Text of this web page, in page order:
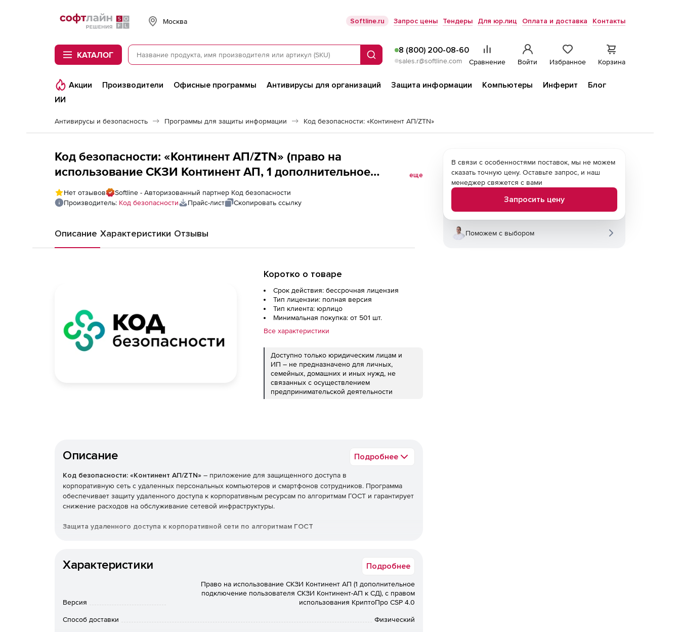
Softline
Москва Softline.ru Запрос цены Тендеры Для юр.лиц Оплата и доставка Контакты
КАТАЛОГ Поиск
8 (800) 200-08-60
sales.r@softline.com Сравнение Войти Избранное Корзина
Акции Производители Офисные программы Антивирусы для организаций Защита информации Компьютеры Инферит
Блог
ИИ
Антивирусы и безопасность Программы для защиты информации Код безопасности: «Континент АП/ZTN»
Код безопасности: «Континент АП/ZTN» (право на
использование СКЗИ Континент АП, 1 дополнительное
подключение пользователя СКЗИ Континент-АП к СД, с правом
использования КриптоПро CSP 4.0), Электронная лицензия
еще
Нет отзывов
Softline - Авторизованный партнер Код безопасности
Производитель: Код безопасности Прайс-лист Скопировать ссылку
Описание Характеристики Отзывы
Коротко о товаре
Срок действия: бессрочная лицензия
Тип лицензии: полная версия
Тип клиента: юрлицо
Минимальная покупка: от 501 шт.
Все характеристики
Доступно только юридическим лицам и
ИП – не предназначено для личных,
семейных, домашних и иных нужд, не
связанных с осуществлением
предпринимательской деятельности
Описание Подробнее
Код безопасности: «Континент АП/ZTN» – приложение для защищенного доступа в
корпоративную сеть с удаленных персональных компьютеров и смартфонов сотрудников. Программа
обеспечивает защиту удаленного доступа к корпоративным ресурсам по алгоритмам ГОСТ и гарантирует
снижение расходов на обслуживание сетевой инфраструктуры.
Защита удаленного доступа к корпоративной сети по алгоритмам ГОСТ
ГОСТ.
Подключение небольшого офиса к корпоративной инфраструктуре
Расходы на сетевую инфраструктуру в офисе из нескольких сотрудников могут быть снижены за счет
подключения к общему домену через Континент АП, который устанавливает соединение с сервером
Характеристики Подробнее
Версия
Право на использование СКЗИ Континент АП (1 дополнительное
подключение пользователя СКЗИ Континент-АП к СД), с правом
использования КриптоПро CSP 4.0
Способ доставки Физический
В связи с особенностями поставок, мы не можем
сказать точную цену. Оставьте запрос, и наш
менеджер свяжется с вами
Запросить цену
Поможем с выбором